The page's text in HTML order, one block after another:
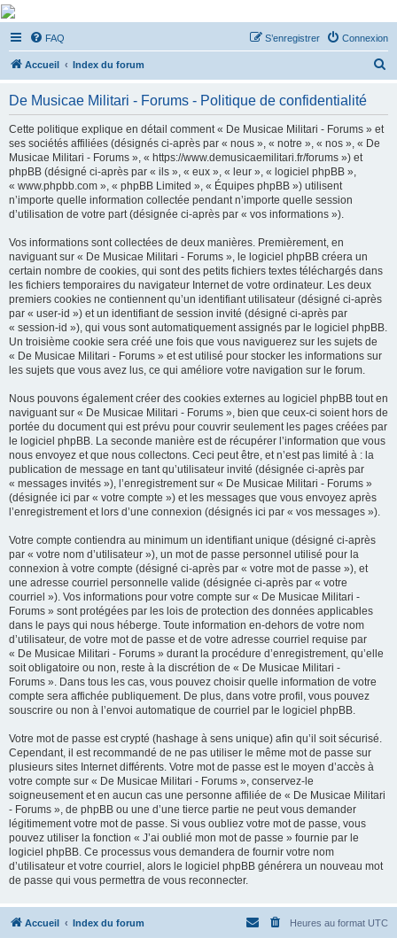
De Musicae Militari -
Forums
Forums de discussions
FAQ Connexion
S’enregistrer
Accueil Index du forum
De Musicae Militari - Forums - Politique de confidentialité
Cette politique explique en détail comment « De Musicae Militari - Forums » et
ses sociétés affiliées (désignés ci-après par « nous », « notre », « nos », « De
Musicae Militari - Forums », « https://www.demusicaemilitari.fr/forums ») et
phpBB (désigné ci-après par « ils », « eux », « leur », « logiciel phpBB »,
« www.phpbb.com », « phpBB Limited », « Équipes phpBB ») utilisent
n’importe quelle information collectée pendant n’importe quelle session
d’utilisation de votre part (désignée ci-après par « vos informations »).
Vos informations sont collectées de deux manières. Premièrement, en
naviguant sur « De Musicae Militari - Forums », le logiciel phpBB créera un
certain nombre de cookies, qui sont des petits fichiers textes téléchargés dans
les fichiers temporaires du navigateur Internet de votre ordinateur. Les deux
premiers cookies ne contiennent qu’un identifiant utilisateur (désigné ci-après
par « user-id ») et un identifiant de session invité (désigné ci-après par
« session-id »), qui vous sont automatiquement assignés par le logiciel phpBB.
Un troisième cookie sera créé une fois que vous naviguerez sur les sujets de
« De Musicae Militari - Forums » et est utilisé pour stocker les informations sur
les sujets que vous avez lus, ce qui améliore votre navigation sur le forum.
Nous pouvons également créer des cookies externes au logiciel phpBB tout en
naviguant sur « De Musicae Militari - Forums », bien que ceux-ci soient hors de
portée du document qui est prévu pour couvrir seulement les pages créées par
le logiciel phpBB. La seconde manière est de récupérer l’information que vous
nous envoyez et que nous collectons. Ceci peut être, et n’est pas limité à : la
publication de message en tant qu’utilisateur invité (désignée ci-après par
« messages invités »), l’enregistrement sur « De Musicae Militari - Forums »
(désignée ici par « votre compte ») et les messages que vous envoyez après
l’enregistrement et lors d’une connexion (désignés ici par « vos messages »).
Votre compte contiendra au minimum un identifiant unique (désigné ci-après
par « votre nom d’utilisateur »), un mot de passe personnel utilisé pour la
connexion à votre compte (désigné ci-après par « votre mot de passe »), et
une adresse courriel personnelle valide (désignée ci-après par « votre
courriel »). Vos informations pour votre compte sur « De Musicae Militari -
Forums » sont protégées par les lois de protection des données applicables
dans le pays qui nous héberge. Toute information en-dehors de votre nom
d’utilisateur, de votre mot de passe et de votre adresse courriel requise par
« De Musicae Militari - Forums » durant la procédure d’enregistrement, qu’elle
soit obligatoire ou non, reste à la discrétion de « De Musicae Militari -
Forums ». Dans tous les cas, vous pouvez choisir quelle information de votre
compte sera affichée publiquement. De plus, dans votre profil, vous pouvez
souscrire ou non à l’envoi automatique de courriel par le logiciel phpBB.
Votre mot de passe est crypté (hashage à sens unique) afin qu’il soit sécurisé.
Cependant, il est recommandé de ne pas utiliser le même mot de passe sur
plusieurs sites Internet différents. Votre mot de passe est le moyen d’accès à
votre compte sur « De Musicae Militari - Forums », conservez-le
soigneusement et en aucun cas une personne affiliée de « De Musicae Militari
- Forums », de phpBB ou une d’une tierce partie ne peut vous demander
légitimement votre mot de passe. Si vous oubliez votre mot de passe, vous
pouvez utiliser la fonction « J’ai oublié mon mot de passe » fournie par le
logiciel phpBB. Ce processus vous demandera de fournir votre nom
d’utilisateur et votre courriel, alors le logiciel phpBB générera un nouveau mot
de passe qui vous permettra de vous reconnecter.
Accueil Index du forum Heures au format UTC